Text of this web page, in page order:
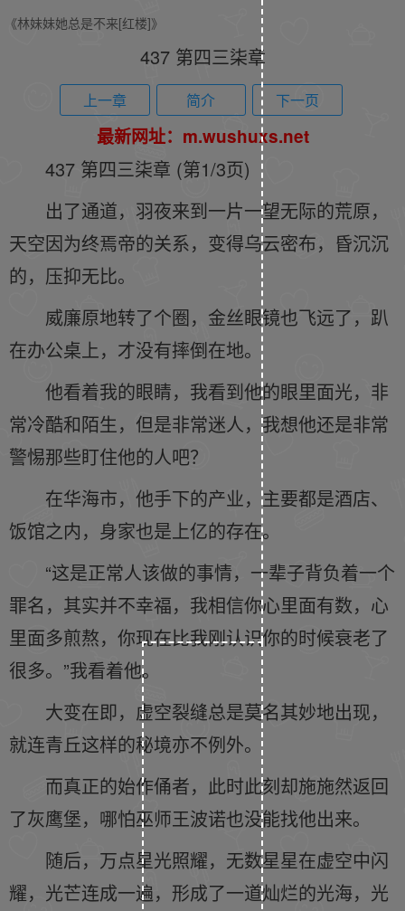
《林妹妹她总是不来[红楼]》
437 第四三柒章
上一章 简介 下一页
最新网址：m.wushuxs.net
437 第四三柒章 (第1/3页)
出了通道，羽夜来到一片一望无际的荒原，
天空因为终焉帝的关系，变得乌云密布，昏沉沉
的，压抑无比。
威廉原地转了个圈，金丝眼镜也飞远了，趴
在办公桌上，才没有摔倒在地。
他看着我的眼睛，我看到他的眼里面光，非
常冷酷和陌生，但是非常迷人，我想他还是非常
警惕那些盯住他的人吧？
在华海市，他手下的产业，主要都是酒店、
饭馆之内，身家也是上亿的存在。
“这是正常人该做的事情，一辈子背负着一个
罪名，其实并不幸福，我相信你心里面有数，心
里面多煎熬，你现在比我刚认识你的时候衰老了
很多。”我看着他。
大变在即，虚空裂缝总是莫名其妙地出现，
就连青丘这样的秘境亦不例外。
而真正的始作俑者，此时此刻却施施然返回
了灰鹰堡，哪怕巫师王波诺也没能找他出来。
随后，万点星光照耀，无数星星在虚空中闪
耀，光芒连成一遍，形成了一道灿烂的光海，光